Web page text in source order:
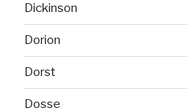
Dickinson
Dorion
Dorst
Dosse